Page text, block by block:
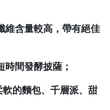
維含量較高，帶有絕佳
間發酵披薩；
的麵包、千層派、甜